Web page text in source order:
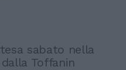
sabato nella
Toffanin